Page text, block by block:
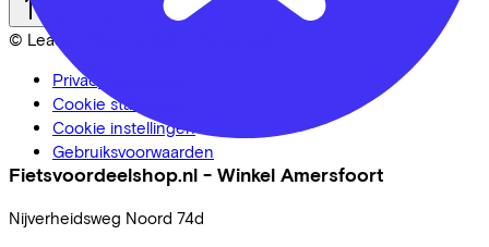
Fietsvoordeelshop.nl - Winkel Amersfoort
Nijverheidsweg Noord 74d
© Lease a Bike. All Rights Reserved.
Privacy statement
Cookie statement
Cookie instellingen
Gebruiksvoorwaarden